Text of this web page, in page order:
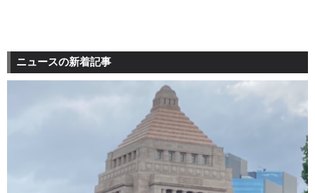
ニュースの新着記事